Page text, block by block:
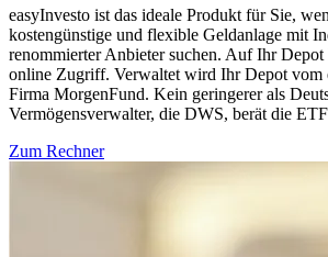
easyInvesto ist das ideale Produkt für Sie,
kostengünstige und flexible Geldanlage mit
renommierter Anbieter suchen. Auf Ihr
online Zugriff. Verwaltet wird Ihr Depot vom
Firma MorgenFund. Kein geringerer als
Vermögensverwalter, die DWS, berät die
Zum Rechner